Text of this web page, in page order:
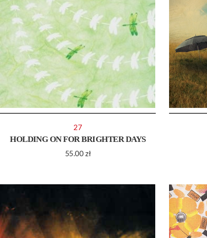
HOLDING ON FOR BRIGHTER DAYS
55.00zł
27